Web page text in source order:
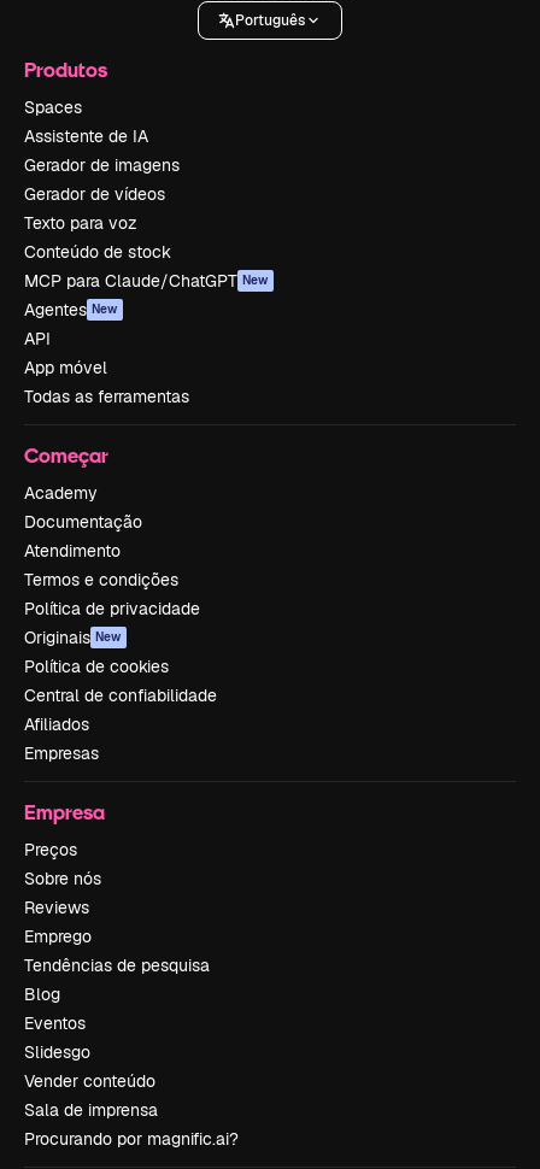
Português
Produtos
Spaces
Assistente de IA
Gerador de imagens
Gerador de vídeos
Texto para voz
Conteúdo de stock
MCP para Claude/ChatGPT New
Agentes New
API
App móvel
Todas as ferramentas
Começar
Academy
Documentação
Atendimento
Termos e condições
Política de privacidade
Originais New
Política de cookies
Central de confiabilidade
Afiliados
Empresas
Empresa
Preços
Sobre nós
Reviews
Emprego
Tendências de pesquisa
Blog
Eventos
Slidesgo
Vender conteúdo
Sala de imprensa
Procurando por magnific.ai?